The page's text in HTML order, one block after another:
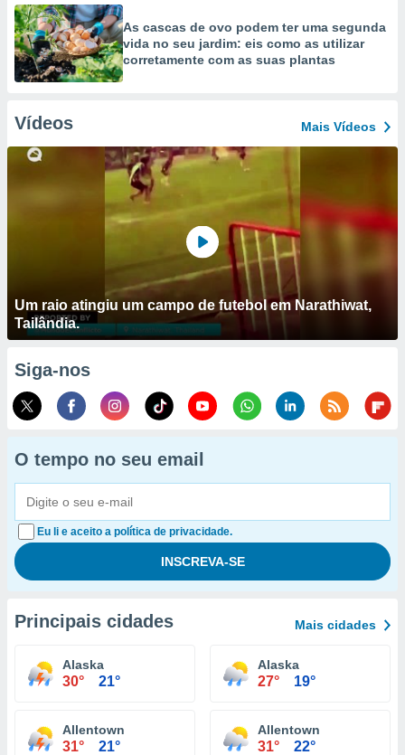
As cascas de ovo podem ter uma segunda
vida no seu jardim: eis como as utilizar
corretamente com as suas plantas
Vídeos Mais Vídeos
Um raio atingiu um campo de futebol em Narathiwat,
Tailândia.
Siga-nos
O tempo no seu email
Eu li e aceito a política de privacidade.
Principais cidades Mais cidades
Alaska
30° 21°
Alaska
27° 19°
Allentown
31° 21°
Allentown
31° 22°